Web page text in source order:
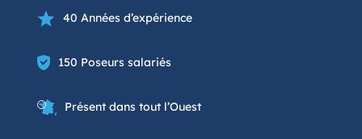
40 Années d’expérience
150 Poseurs salariés
Présent dans tout l’Ouest